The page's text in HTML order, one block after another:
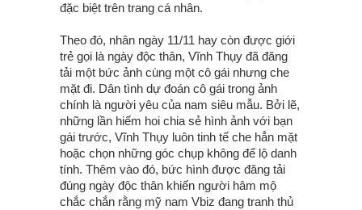
đặc biệt trên trang cá nhân.
Theo đó, nhân ngày 11/11 hay còn được giới
trẻ gọi là ngày độc thân, Vĩnh Thụy đã đăng
tải một bức ảnh cùng một cô gái nhưng che
mặt đi. Dân tình dự đoán cô gái trong ảnh
chính là người yêu của nam siêu mẫu. Bởi lẽ,
những lần hiếm hoi chia sẻ hình ảnh với bạn
gái trước, Vĩnh Thụy luôn tinh tế che hẳn mặt
hoặc chọn những góc chụp không để lộ danh
tính. Thêm vào đó, bức hình được đăng tải
đúng ngày độc thân khiến người hâm mộ
chắc chắn rằng mỹ nam Vbiz đang tranh thủ